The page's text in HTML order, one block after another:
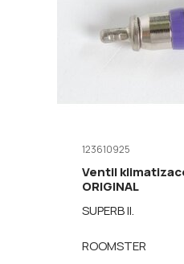
123610925
Ventil
ORIGINAL
SUPERB II.
ROOMSTER